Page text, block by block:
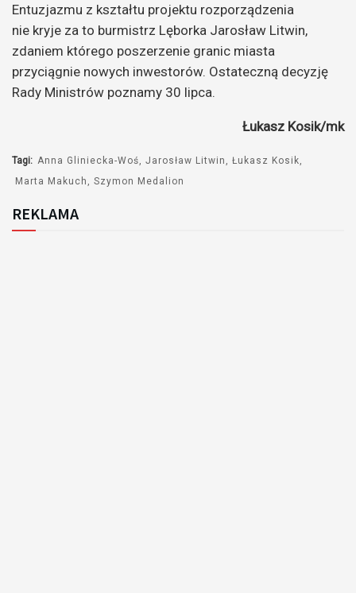
Entuzjazmu z kształtu projektu rozporządzenia
nie kryje za to burmistrz Lęborka Jarosław Litwin,
zdaniem którego poszerzenie granic miasta
przyciągnie nowych inwestorów. Ostateczną decyzję
Rady Ministrów poznamy 30 lipca.
Łukasz Kosik/mk
Tagi: Anna Gliniecka-Woś Jarosław Litwin
Łukasz Kosik
Marta Makuch
Szymon Medalion
REKLAMA